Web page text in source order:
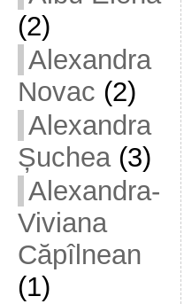
(2)
Alexandra
Novac (2)
Alexandra
Șuchea(3)
Alexandra-
Viviana
Căpîlnean
(1)